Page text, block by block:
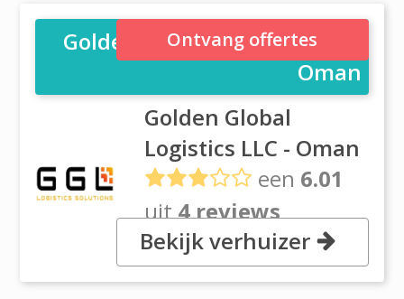
Golden Global Logistics LLC -
Oman
Golden Global
Logistics LLC - Oman
een 6.01
uit4 reviews
Road: 7, Plot#131C, Rusayl
Industrial City, Ruwi Muscat
Ontvang offertes
Bekijk verhuizer